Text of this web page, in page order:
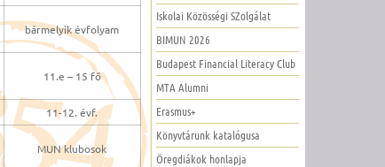
bármelyik évfolyam
11.e – 15 fő
11-12. évf.
MUN klubosok
Iskolai Közösségi SZolgálat
BIMUN 2026
Budapest Financial Literacy Club
MTA Alumni
Erasmus+
Könyvtárunk katalógusa
Öregdiákok honlapja